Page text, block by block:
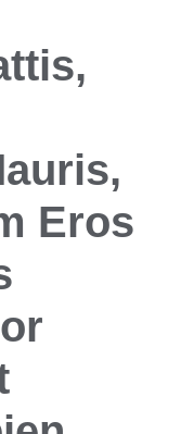
Eros